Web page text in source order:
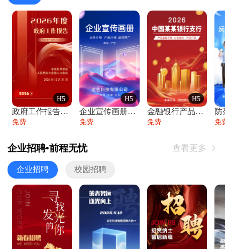
H5
政府工作报告政府年终工作总结
免费
H5
企业宣传画册公司简介产品介绍业务宣传手册
免费
H5
金融银行产品宣传手册企业宣传产品介绍
免费
防
免
企业招聘•前程无忧 查看更多 
企业招聘 校园招聘